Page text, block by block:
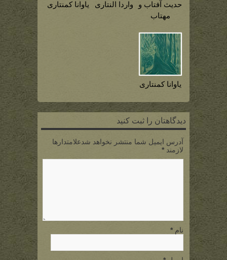
حدیث آفتاب و
مهتاب
واردا النتاری یاوانا کمنتاری
یاوانا کمنتاری
دیدگاهتان را ثبت کنید
آدرس ایمیل شما منتشر نخواهد شدعلامتدارها
لازمند *
نام *